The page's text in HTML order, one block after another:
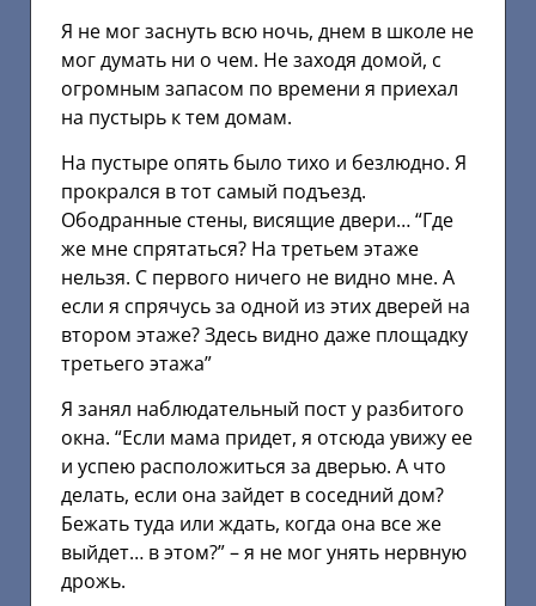
Я не мог заснуть всю ночь, днем в школе не
мог думать ни о чем. Не заходя домой, с
огромным запасом по времени я приехал
на пустырь к тем домам.
На пустыре опять было тихо и безлюдно. Я
прокрался в тот самый подъезд.
Ободранные стены, висящие двери… “Где
же мне спрятаться? На третьем этаже
нельзя. С первого ничего не видно мне. А
если я спрячусь за одной из этих дверей на
втором этаже? Здесь видно даже площадку
третьего этажа”
Я занял наблюдательный пост у разбитого
окна. “Если мама придет, я отсюда увижу ее
и успею расположиться за дверью. А что
делать, если она зайдет в соседний дом?
Бежать туда или ждать, когда она все же
выйдет… в этом?” – я не мог унять нервную
дрожь.